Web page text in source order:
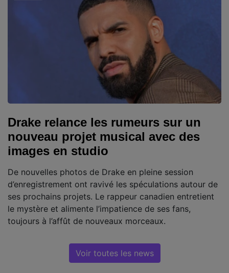
Drake relance les rumeurs sur un
nouveau projet musical avec des
images en studio
De nouvelles photos de Drake en pleine session
d’enregistrement ont ravivé les spéculations autour de
ses prochains projets. Le rappeur canadien entretient
le mystère et alimente l’impatience de ses fans,
toujours à l’affût de nouveaux morceaux.
Voir toutes les news